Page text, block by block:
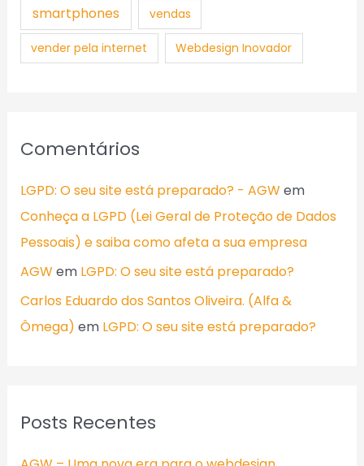
smartphones vendas
vender pela internet Webdesign Inovador
Comentários
LGPD: O seu site está preparado? - AGWem
Conheça a LGPD (Lei Geral de Proteção de Dados
Pessoais) e saiba como afeta a sua empresa
AGWem LGPD: O seu site está preparado?
Carlos Eduardo dos Santos Oliveira. (Alfa &
Ômega) em LGPD: O seu site está preparado?
Posts Recentes